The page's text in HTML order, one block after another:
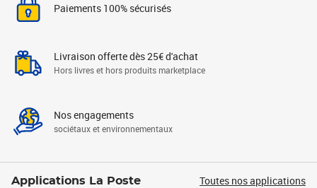
Paiements 100% sécurisés
Livraison offerte dès 25€ d'achat
Hors livres et hors produits marketplace
Nos engagements
sociétaux et environnementaux
Applications La Poste Toutes nos applications